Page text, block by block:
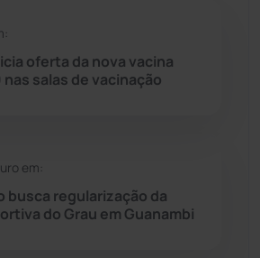
(50)
oferta da nova vacina
salas de vacinação
em:
busca regularização da
do Grau em Guanambi